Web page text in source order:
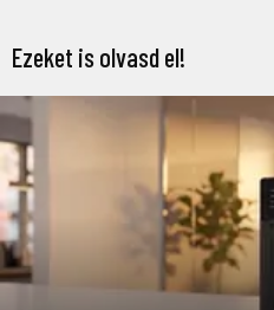
Ezeket is olvasd el!